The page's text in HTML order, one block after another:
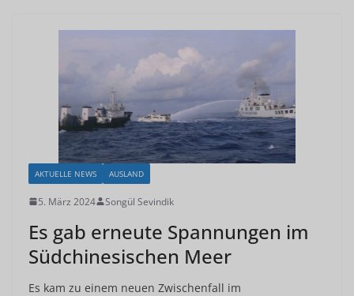
AKTUELLE NEWS AUSLAND
5. März 2024 Songül Sevindik
Es gab erneute Spannungen im
Südchinesischen Meer
Es kam zu einem neuen Zwischenfall im